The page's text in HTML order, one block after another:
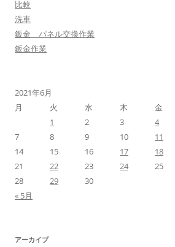
比較
洗車
鈑金 パネル交換作業
鈑金作業
2021年6月
月
火 水 木 金
1
2 3 4
7
8 9 10 11
14
15 16 17 18
21
22 23 24 25
28
29
30
« 5月
アーカイブ